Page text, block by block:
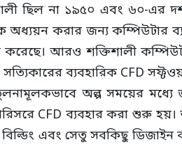
ছিল না ১৯৫০ এবং ৬০-এর
করার জন্য কম্পিউটার
করেছে। আরও শক্তিশালী
ব্যবহারিক CFD
অল্প সময়ের মধ্যে
CFD ব্যবহার করা শুরু
বিল্ডিং এবং সেতু সবকিছু